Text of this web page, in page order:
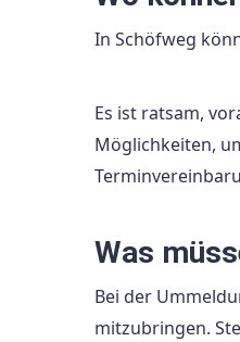
In Schöfweg
Es ist ratsam,
Möglichkeiten,
Was
Bei der
mitzubringen.